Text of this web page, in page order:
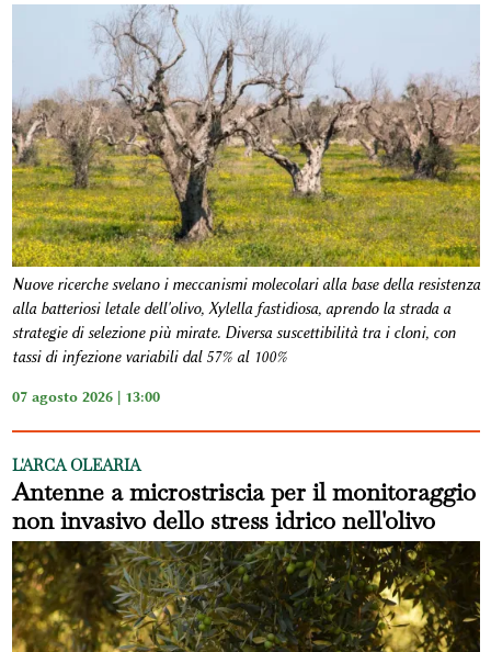
Nuove ricerche svelano i meccanismi molecolari alla base della resistenza
alla batteriosi letale dell'olivo, Xylella fastidiosa, aprendo la strada a
strategie di selezione più mirate. Diversa suscettibilità tra i cloni, con
tassi di infezione variabili dal 57% al 100%
07 agosto 2026 | 13:00
L'ARCA OLEARIA
Antenne a microstriscia per il monitoraggio
non invasivo dello stress idrico nell'olivo